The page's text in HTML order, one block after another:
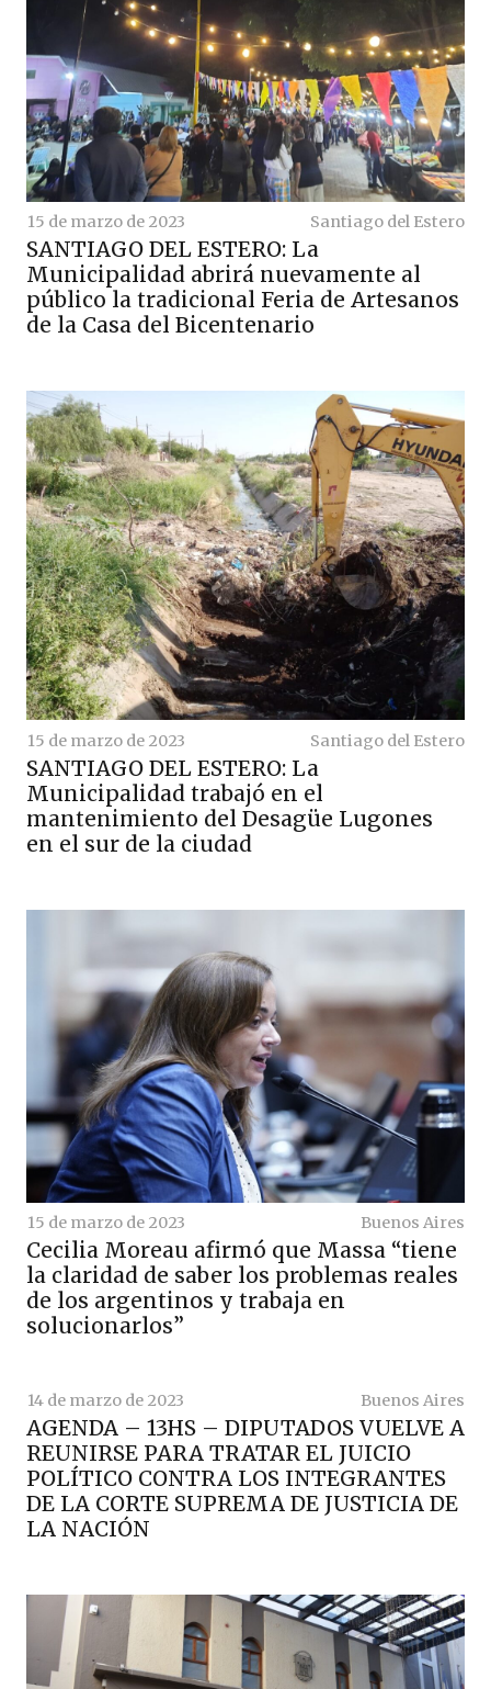
15 de marzo de 2023 Santiago del Estero
SANTIAGO DEL ESTERO: La
Municipalidad abrirá nuevamente al
público la tradicional Feria de Artesanos
de la Casa del Bicentenario
15 de marzo de 2023 Santiago del Estero
SANTIAGO DEL ESTERO: La
Municipalidad trabajó en el
mantenimiento del Desagüe Lugones
en el sur de la ciudad
15 de marzo de 2023 Buenos Aires
Cecilia Moreau afirmó que Massa “tiene
la claridad de saber los problemas reales
de los argentinos y trabaja en
solucionarlos”
14 de marzo de 2023 Buenos Aires
AGENDA – 13HS – DIPUTADOS VUELVE A
REUNIRSE PARA TRATAR EL JUICIO
POLÍTICO CONTRA LOS INTEGRANTES
DE LA CORTE SUPREMA DE JUSTICIA DE
LA NACIÓN